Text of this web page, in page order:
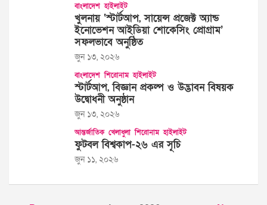
বাংলাদেশ হাইলাইট
খুলনায় ‘স্টার্টআপ, সায়েন্স প্রজেক্ট অ্যান্ড
ইনোভেশন আইডিয়া শোকেসিং প্রোগ্রাম’
সফলভাবে অনুষ্ঠিত
জুন ১৩, ২০২৬
বাংলাদেশ শিরোনাম হাইলাইট
স্টার্টআপ, বিজ্ঞান প্রকল্প ও উদ্ভাবন বিষয়ক
উদ্বোধনী অনুষ্ঠান
জুন ১৩, ২০২৬
আন্তর্জাতিক খেলাধুলা শিরোনাম হাইলাইট
ফুটবল বিশ্বকাপ-২৬ এর সূচি
জুন ১১, ২০২৬